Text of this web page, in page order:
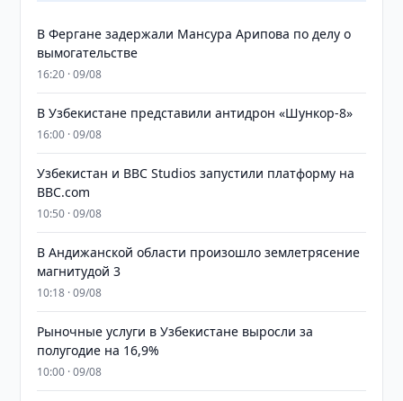
В Фергане задержали Мансура Арипова по делу о
вымогательстве
16:20 · 09/08
В Узбекистане представили антидрон «Шункор-8»
16:00 · 09/08
Узбекистан и BBC Studios запустили платформу на
BBC.com
10:50 · 09/08
В Андижанской области произошло землетрясение
магнитудой 3
10:18 · 09/08
Рыночные услуги в Узбекистане выросли за
полугодие на 16,9%
10:00 · 09/08